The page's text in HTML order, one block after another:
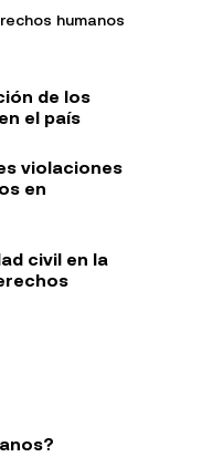
humanos
de los
el país
violaciones
en
civil en la